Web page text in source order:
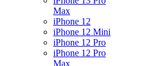
Max
iPhone 12
iPhone 12 Mini
iPhone 12 Pro
iPhone 12 Pro
Max